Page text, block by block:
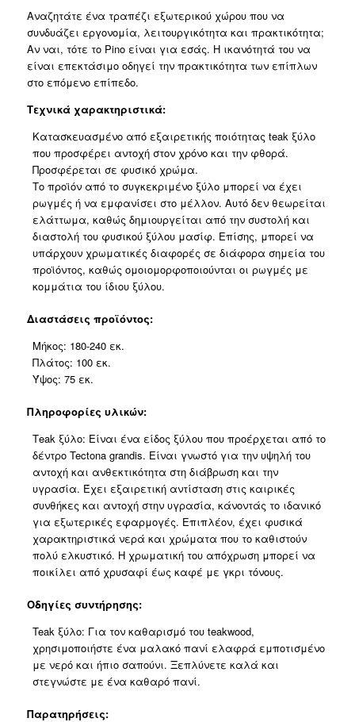
180/240x100x75εκ
ποσότητα
Αναζητάτε ένα τραπέζι εξωτερικού χώρου που να
συνδυάζει εργονομία, λειτουργικότητα και πρακτικότητα;
Αν ναι, τότε το Pino είναι για εσάς. Η ικανότητά του να
είναι επεκτάσιμο οδηγεί την πρακτικότητα των επίπλων
στο επόμενο επίπεδο.
Τεχνικά χαρακτηριστικά:
Κατασκευασμένο από εξαιρετικής ποιότητας teak ξύλο
που προσφέρει αντοχή στον χρόνο και την φθορά.
Προσφέρεται σε φυσικό χρώμα.
Το προϊόν από το συγκεκριμένο ξύλο μπορεί να έχει
ρωγμές ή να εμφανίσει στο μέλλον. Αυτό δεν θεωρείται
ελάττωμα, καθώς δημιουργείται από την συστολή και
διαστολή του φυσικού ξύλου μασίφ. Επίσης, μπορεί να
υπάρχουν χρωματικές διαφορές σε διάφορα σημεία του
προϊόντος, καθώς ομοιομορφοποιούνται οι ρωγμές με
κομμάτια του ίδιου ξύλου.
Διαστάσεις προϊόντος:
Μήκος: 180-240 εκ.
Πλάτος: 100 εκ.
Ύψος: 75 εκ.
Πληροφορίες υλικών:
Τeak ξύλο: Είναι ένα είδος ξύλου που προέρχεται από το
δέντρο Tectona grandis. Είναι γνωστό για την υψηλή του
αντοχή και ανθεκτικότητα στη διάβρωση και την
υγρασία. Έχει εξαιρετική αντίσταση στις καιρικές
συνθήκες και αντοχή στην υγρασία, κάνοντάς το ιδανικό
για εξωτερικές εφαρμογές. Επιπλέον, έχει φυσικά
χαρακτηριστικά νερά και χρώματα που το καθιστούν
πολύ ελκυστικό. Η χρωματική του απόχρωση μπορεί να
ποικίλει από χρυσαφί έως καφέ με γκρι τόνους.
Οδηγίες συντήρησης:
Teak ξύλο: Για τον καθαρισμό του teakwood,
χρησιμοποιήστε ένα μαλακό πανί ελαφρά εμποτισμένο
με νερό και ήπιο σαπούνι. Ξεπλύνετε καλά και
στεγνώστε με ένα καθαρό πανί.
Παρατηρήσεις: